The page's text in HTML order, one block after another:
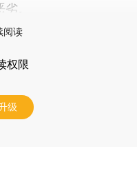
。
阅读
权限
级